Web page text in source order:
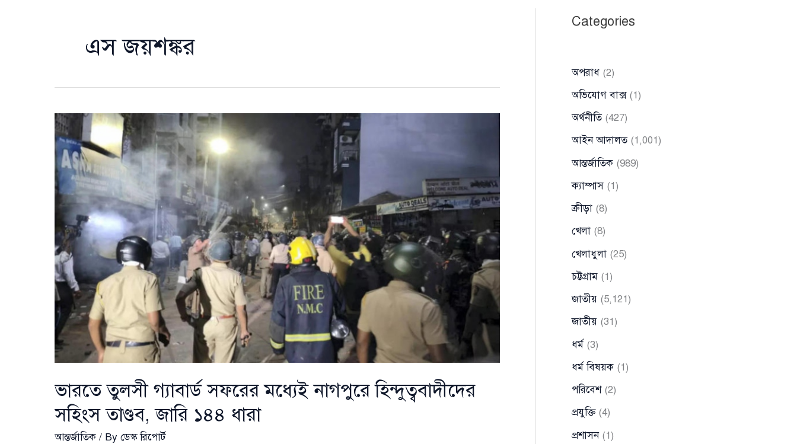
এস জয়শঙ্কর
ভারতে তুলসী গ্যাবার্ড সফরের মধ্যেই নাগপুরে হিন্দুত্ববাদীদের
সহিংস তাণ্ডব, জারি ১৪৪ ধারা
আন্তর্জাতিক / By ডেস্ক রিপোর্ট
Categories
অপরাধ (2)
অভিযোগ বাক্স(1)
অর্থনীতি(427)
আইন আদালত(1,001)
আন্তর্জাতিক (989)
ক্যাম্পাস (1)
ক্রীড়া (8)
খেলা (8)
খেলাধুলা (25)
চট্টগ্রাম (1)
জাতীয় (5,121)
জাতীয় (31)
ধর্ম (3)
ধর্ম বিষয়ক (1)
পরিবেশ(2)
প্রযুক্তি(4)
প্রশাসন(1)